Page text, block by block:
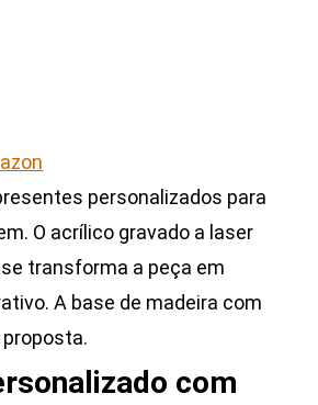
personalizados para
O acrílico gravado a laser
transforma a peça em
A base de madeira com
proposta.
com